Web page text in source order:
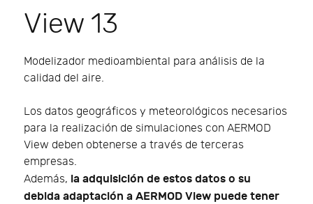
View 13
Modelizador medioambiental para análisis de la
calidad del aire.
Los datos geográficos y meteorológicos necesarios
para la realización de simulaciones con AERMOD
View deben obtenerse a través de terceras
empresas.
Además, la adquisición de estos datos o su
debida adaptación a AERMOD View puede tener